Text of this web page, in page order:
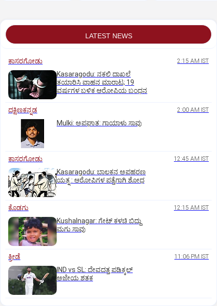
LATEST NEWS
ಕಾಸರಗೋಡು 2:15 AM IST
Kasaragodu: ನಕಲಿ ದಾಖಲೆ
ತಯಾರಿಸಿ ವಾಹನ ಮಾರಾಟ; 19
ವರ್ಷಗಳ ಬಳಿಕ ಆರೋಪಿಯ ಬಂಧನ
ದಕ್ಷಿಣಕನ್ನಡ 2:00 AM IST
Mulki: ಅಪಘಾತ: ಗಾಯಾಳು ಸಾವು
ಕಾಸರಗೋಡು 12:45 AM IST
Kasaragodu: ಬಾಲಕನ ಅಪಹರಣ
ಯತ್ನ : ಆರೋಪಿಗಳ ಪತ್ತೆಗಾಗಿ ಶೋಧ
ಕೊಡಗು 12:15 AM IST
Kushalnagar: ಗೇಟ್ ಕಳಚಿ ಬಿದ್ದು
ಮಗು ಸಾವು
ಕ್ರೀಡೆ 11:06 PM IST
IND vs SL: ದೇವದತ್ತ ಪಡಿಕ್ಕಲ್‌
ಅಜೇಯ ಶತಕ